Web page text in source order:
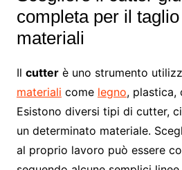
completa per il
materiali
Il cutterè uno strumento
materiali come legno, plastica,
Esistono diversi tipi di cutter,
un determinato materiale.
al proprio lavoro può essere